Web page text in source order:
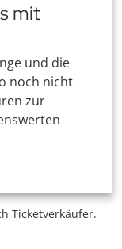
mit
und die
noch nicht
zur
Ticketverkäufer.